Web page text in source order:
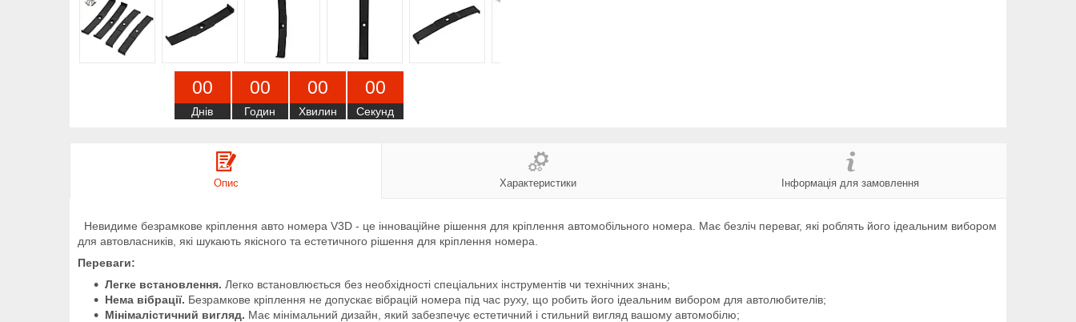
00
Днів
00
Годин
00
Хвилин
00
Секунд
Опис Характеристики Інформація для замовлення
Невидиме безрамкове кріплення авто номера V3D - це інноваційне рішення для кріплення автомобільного номера. Має безліч переваг, які роблять його ідеальним вибором
для автовласників, які шукають якісного та естетичного рішення для кріплення номера.
Переваги:
Легке встановлення. Легко встановлюється без необхідності спеціальних інструментів чи технічних знань;
Нема вібрації. Безрамкове кріплення не допускає вібрацій номера під час руху, що робить його ідеальним вибором для автолюбителів;
Мінімалістичний вигляд. Має мінімальний дизайн, який забезпечує естетичний і стильний вигляд вашому автомобілю;